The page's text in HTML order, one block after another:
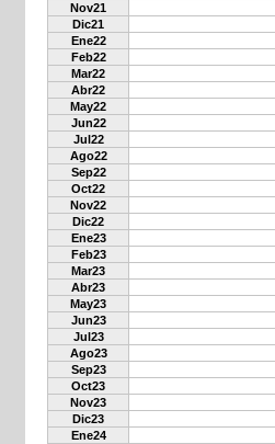
Nov21
Dic21
Ene22
Feb22
Mar22
Abr22
May22
Jun22
Jul22
Ago22
Sep22
Oct22
Nov22
Dic22
Ene23
Feb23
Mar23
Abr23
May23
Jun23
Jul23
Ago23
Sep23
Oct23
Nov23
Dic23
Ene24